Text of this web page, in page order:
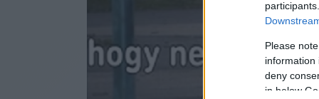
Please
information
deny
in below